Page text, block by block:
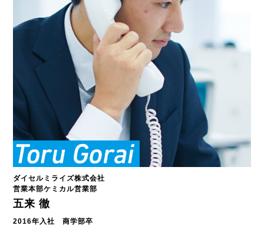
ダイセルミライズ株式会社
営業本部ケミカル営業部
五来 徹
2016年入社 商学部卒